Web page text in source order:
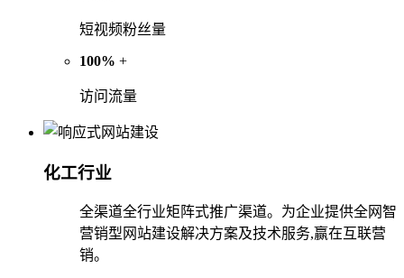
短视频粉丝量
100% +
访问流量
化工行业
全渠道全行业矩阵式推广渠道。为企业提供全网智
营销型网站建设解决方案及技术服务,赢在互联营
销。